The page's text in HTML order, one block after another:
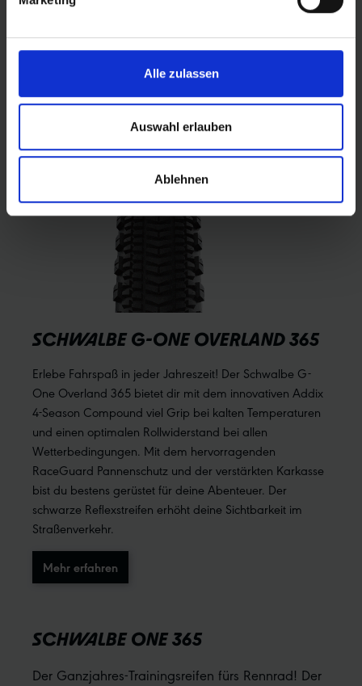
Alle zulassen
Auswahl erlauben
Ablehnen
Wetter.
Mehr erfahren
SCHWALBE G-ONE OVERLAND 365
Erlebe Fahrspaß in jeder Jahreszeit! Der Schwalbe G-
One Overland 365 bietet dir mit dem innovativen Addix
4-Season Compound viel Grip bei kalten Temperaturen
und einen optimalen Rollwiderstand bei allen
Wetterbedingungen. Mit dem hervorragenden
RaceGuard Pannenschutz und der verstärkten Karkasse
bist du bestens gerüstet für deine Abenteuer. Der
schwarze Reflexstreifen erhöht deine Sichtbarkeit im
Straßenverkehr.
Mehr erfahren
SCHWALBE ONE 365
Der Ganzjahres-Trainingsreifen fürs Rennrad! Der